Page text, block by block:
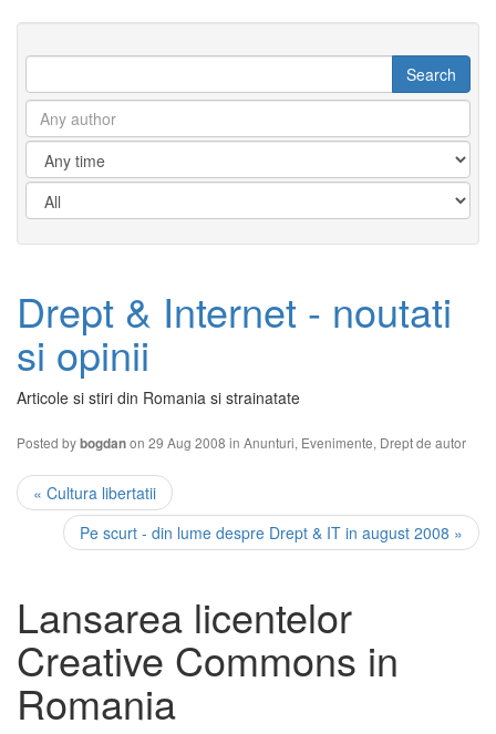
Drept & Internet - noutati
si opinii
Articole si stiri din Romania si strainatate
Posted bybogdanon 29 Aug 2008 in Anunturi, Evenimente, Drept de autor
« Cultura libertatii
Pe scurt - din lume despre Drept & IT in august 2008 »
Lansarea licentelor
Creative Commons in
Romania